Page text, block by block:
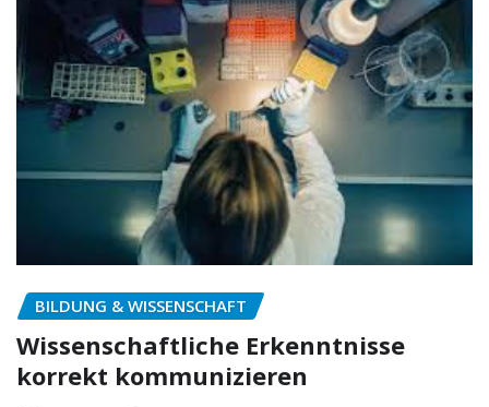
BILDUNG & WISSENSCHAFT
Wissenschaftliche Erkenntnisse
korrekt kommunizieren